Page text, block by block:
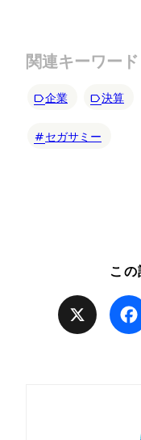
関連キーワード
企業 決算
セガサミー
こ